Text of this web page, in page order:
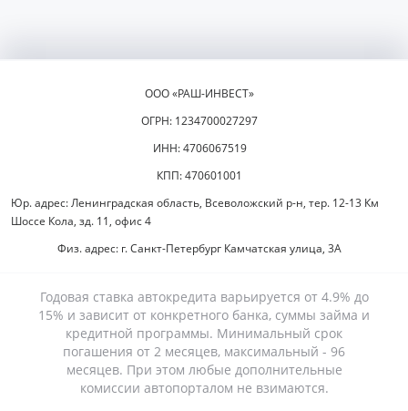
ООО «РАШ-ИНВЕСТ»
ОГРН: 1234700027297
ИНН: 4706067519
КПП: 470601001
Юр. адрес: Ленинградская область, Всеволожский р-н, тер. 12-13 Км
Шоссе Кола, зд. 11, офис 4
Физ. адрес: г. Санкт-Петербург Камчатская улица, 3А
Годовая ставка автокредита варьируется от 4.9% до
15% и зависит от конкретного банка, суммы займа и
кредитной программы. Минимальный срок
погашения от 2 месяцев, максимальный - 96
месяцев. При этом любые дополнительные
комиссии автопорталом не взимаются.